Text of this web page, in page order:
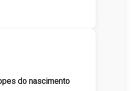
do nascimento